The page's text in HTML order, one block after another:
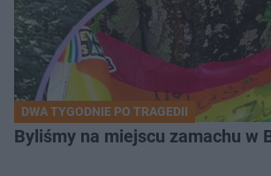
DWA TYGODNIE PO TRAGEDII
Byliśmy na miejscu zamachu w